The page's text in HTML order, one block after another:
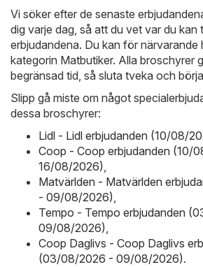
Vi söker efter de senaste
dig varje dag, så att du vet var du kan
erbjudandena. Du kan för närvarande
kategorin Matbutiker. Alla broschyrer
begränsad tid, så sluta tveka och
Slipp gå miste om något
dessa broschyrer:
Lidl - Lidl erbjudanden (10/08/
Coop - Coop erbjudanden (10/
16/08/2026),
Matvärlden - Matvärlden
- 09/08/2026),
Tempo - Tempo erbjudanden
09/08/2026),
Coop Daglivs - Coop Daglivs
(03/08/2026 - 09/08/2026).